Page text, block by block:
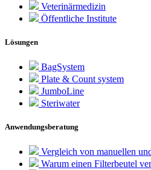
Veterinärmedizin
Öffentliche Institute
Lösungen
BagSystem
Plate & Count system
JumboLine
Steriwater
Anwendungsberatung
Vergleich von manuellen
Warum einen Filterbeutel